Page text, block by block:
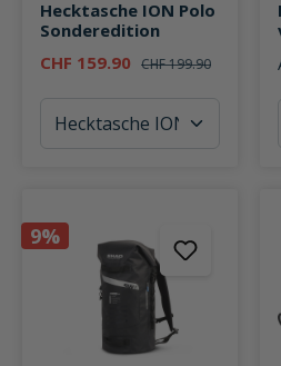
Hecktasche ION Polo
Sonderedition
CHF 159.90 CHF 199.90
9%